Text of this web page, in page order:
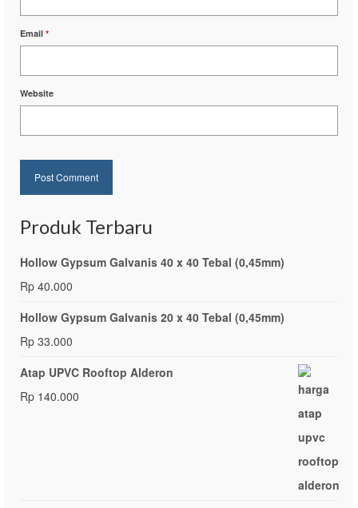
Email *
Website
Produk Terbaru
Hollow Gypsum Galvanis 40 x 40 Tebal (0,45mm)
Rp 40.000
Hollow Gypsum Galvanis 20 x 40 Tebal (0,45mm)
Rp 33.000
Atap UPVC Rooftop Alderon
Rp 140.000